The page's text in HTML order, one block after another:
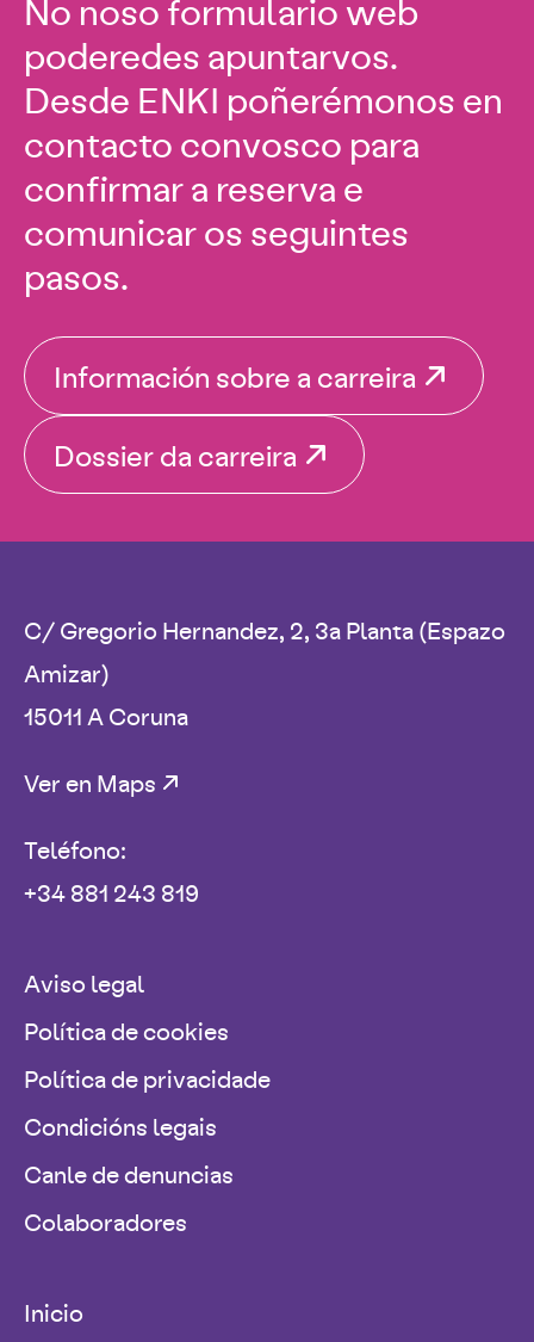
No noso formulario web
poderedes apuntarvos.
Desde ENKI poñerémonos en
contacto convosco para
confirmar a reserva e
comunicar os seguintes
pasos.
Información sobre a carreira
Dossier da carreira
C/ Gregorio Hernandez, 2, 3a Planta (Espazo
Amizar)
15011 A Coruna
Ver en Maps
Teléfono:
+34 881 243 819
Aviso legal
Política de cookies
Política de privacidade
Condicións legais
Canle de denuncias
Colaboradores
Inicio